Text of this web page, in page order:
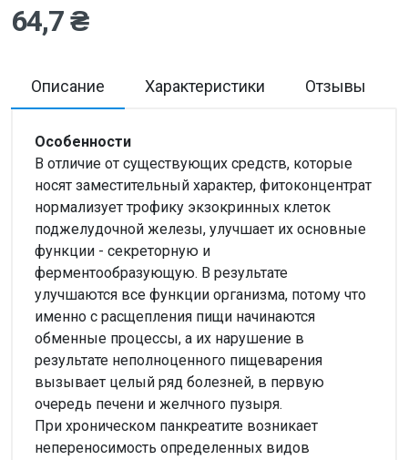
64,7 ₴
Описание Характеристики Отзывы
Особенности
В отличие от существующих средств, которые
носят заместительный характер, фитоконцентрат
нормализует трофику экзокринных клеток
поджелудочной железы, улучшает их основные
функции - секреторную и
ферментообразующую. В результате
улучшаются все функции организма, потому что
именно с расщепления пищи начинаются
обменные процессы, а их нарушение в
результате неполноценного пищеварения
вызывает целый ряд болезней, в первую
очередь печени и желчного пузыря.
При хроническом панкреатите возникает
непереносимость определенных видов